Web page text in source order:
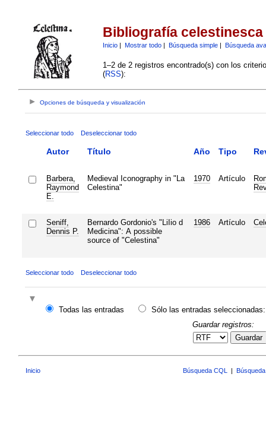
Bibliografía celestinesca
Inicio| Mostrar todo| Búsqueda simple| Búsqueda
1–2 de 2 registros encontrado(s) con los
(RSS):
Opciones de búsqueda y visualización
Seleccionar todo Deseleccionar todo
Autor Título Año Tipo
Barbera,
Raymond
E.
Medieval Iconography in "La
Celestina"
1970 Artículo
Seniff,
Dennis P.
Bernardo Gordonio's "LiIio d
Medicina": A possible
source of "Celestina"
1986 Artículo
Seleccionar todo Deseleccionar todo
Todas las entradas
Sólo las entradas seleccionadas:
Guardar registros:
Guardar
Inicio Búsqueda CQL